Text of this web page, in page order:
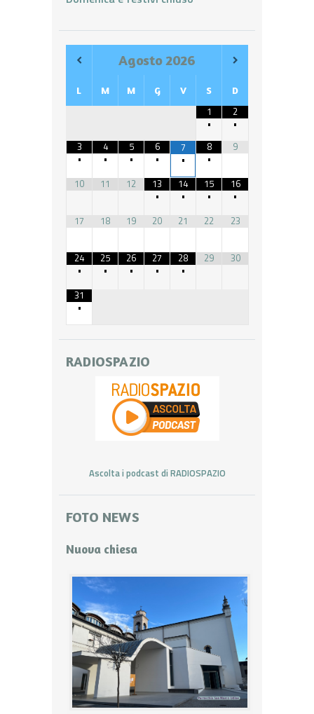
Agosto2026
L M M G V S D
1
•
2
•
3
•
4
•
5
•
6
•
7
•
8
•
9
10 11 12
13
•
14
•
15
•
16
•
17
18 19 20 21 22 23
24
•
25
•
26
•
27
•
28
•
29 30
31
•
RADIOSPAZIO
Ascolta i podcast di RADIOSPAZIO
FOTO NEWS
Nuova chiesa